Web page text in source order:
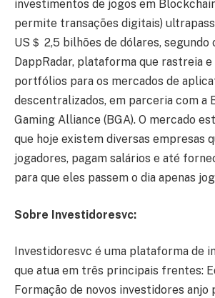
investimentos de jogos em
permite transações digitais)
US＄ 2,5 bilhões de dólares,
DappRadar, plataforma que rastreia e
portfólios para os mercados de
descentralizados, em parceria com a
Gaming Alliance (BGA). O mercado
que hoje existem diversas empresas
jogadores, pagam salários e até
para que eles passem o dia apenas
Sobre Investidoresvc:
Investidoresvc é uma plataforma de
que atua em três principais frentes:
Formação de novos investidores anjo